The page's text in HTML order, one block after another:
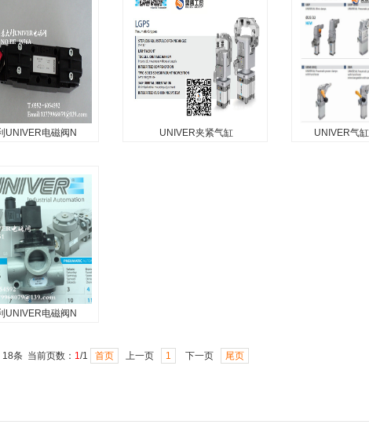
电磁阀NO.CM-
意大利UNIVER
3000...
UNIVER电磁阀N
电磁阀NO.BE-
UNIVER夹紧气缸 UNIVER气
UNIVER电磁阀N
品广泛应用于陶
条 当前页数： 1/1 首页 上一页 1 下一页 尾页